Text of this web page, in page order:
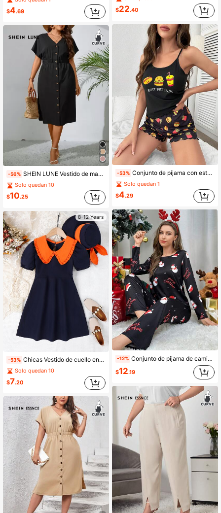
$4.69
-56% SHEIN LUNE Vestido de manga murciélago con botón delantero de cintura elástica
Solo quedan 10
$10.25
8-12 Years
-53% Chicas Vestido de cuello en contraste ribete fruncido de manga farol
Solo quedan 10
$7.20
$22.40
-53% Conjunto de pijama con estampado de dibujos animados y letra
Solo quedan 1
$4.29
-12% Conjunto de pijama de camiseta y pantalones con estampado navideño, ropa de otoño e invierno
$12.19